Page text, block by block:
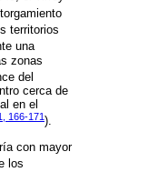
territorios
una
zonas
del
cerca de
en el
166-171).
con mayor
los